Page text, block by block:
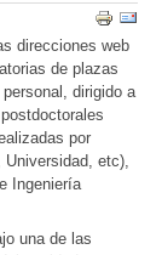
direcciones web
de plazas
dirigido a
por
Universidad, etc),
Ingeniería
una de las